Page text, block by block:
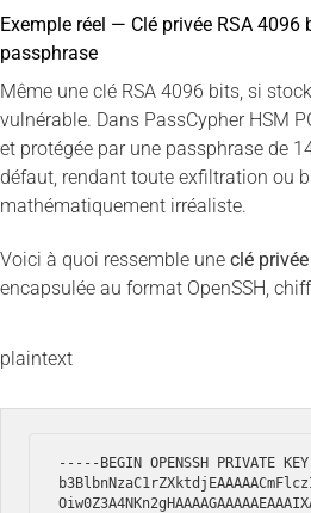
Exemple réel — Clé privée RSA 4096
passphrase
Même une clé RSA 4096 bits, si
vulnérable. Dans PassCypher HSM
et protégée par une passphrase de
défaut, rendant toute exfiltration ou
mathématiquement irréaliste.
Voici à quoi ressemble une clé
encapsulée au format OpenSSH,
plaintext
-----BEGIN OPENSSH PRIVATE